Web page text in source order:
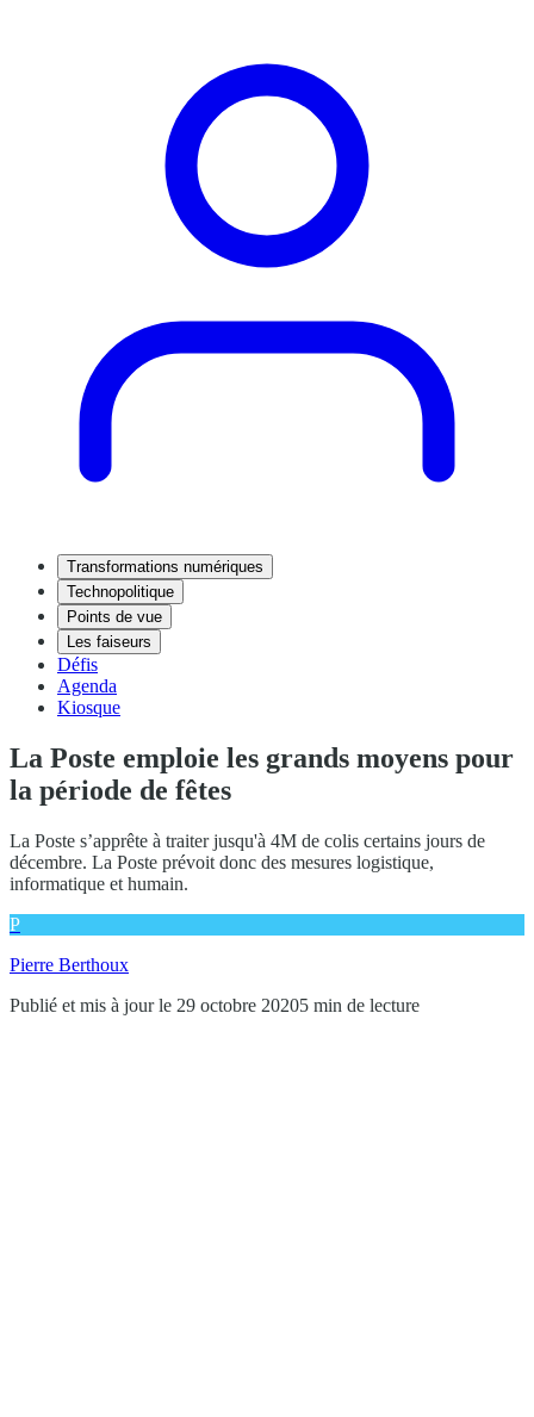
Transformations numériques
Technopolitique
Points de vue
Les faiseurs
Défis
Agenda
Kiosque
La Poste emploie les grands moyens pour
la période de fêtes
La Poste s’apprête à traiter jusqu'à 4M de colis certains jours de
décembre. La Poste prévoit donc des mesures logistique,
informatique et humain.
P
Pierre Berthoux
Publié et mis à jour le 29 octobre 20205 min de lecture